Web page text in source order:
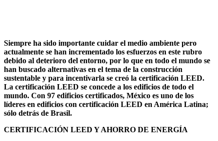
Siempre ha sido importante cuidar el medio ambiente pero
actualmente se han incrementado los esfuerzos en este rubro
debido al deterioro del entorno, por lo que en todo el mundo se
han buscado alternativas en el tema de la construcción
sustentable y para incentivarla se creó la certificación LEED.
La certificación LEED se concede a los edificios de todo el
mundo. Con 97 edificios certificados, México es uno de los
líderes en edificios con certificación LEED en América Latina;
sólo detrás de Brasil.
CERTIFICACIÓN LEED Y AHORRO DE ENERGÍA